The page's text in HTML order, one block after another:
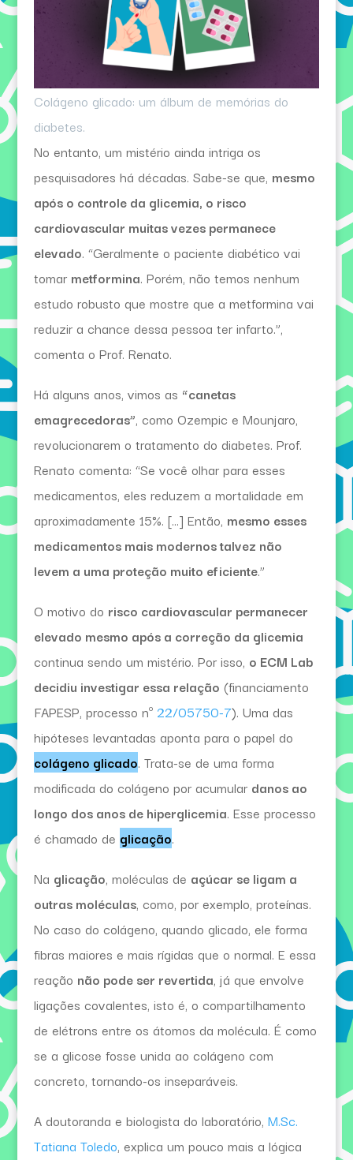
Colágeno glicado: um álbum de memórias do
diabetes.
No entanto, um mistério ainda intriga os
pesquisadores há décadas. Sabe-se que, mesmo
após o controle da glicemia, o risco
cardiovascular muitas vezes permanece
elevado. “Geralmente o paciente diabético vai
tomar metformina. Porém, não temos nenhum
estudo robusto que mostre que a metformina vai
reduzir a chance dessa pessoa ter infarto.”,
comenta o Prof. Renato.
Há alguns anos, vimos as “canetas
emagrecedoras”, como Ozempic e Mounjaro,
revolucionarem o tratamento do diabetes. Prof.
Renato comenta: “Se você olhar para esses
medicamentos, eles reduzem a mortalidade em
aproximadamente 15%. […] Então, mesmo esses
medicamentos mais modernos talvez não
levem a uma proteção muito eficiente.”
O motivo do risco cardiovascular permanecer
elevado mesmo após a correção da glicemia
continua sendo um mistério. Por isso, o ECM Lab
decidiu investigar essa relação (financiamento
FAPESP, processo nº 22/05750-7). Uma das
hipóteses levantadas aponta para o papel do
colágeno glicado. Trata-se de uma forma
modificada do colágeno por acumular danos ao
longo dos anos de hiperglicemia. Esse processo
é chamado de glicação.
Na glicação, moléculas de açúcar se ligam a
outras moléculas, como, por exemplo, proteínas.
No caso do colágeno, quando glicado, ele forma
fibras maiores e mais rígidas que o normal. E essa
reação não pode ser revertida, já que envolve
ligações covalentes, isto é, o compartilhamento
de elétrons entre os átomos da molécula. É como
se a glicose fosse unida ao colágeno com
concreto, tornando-os inseparáveis.
A doutoranda e biologista do laboratório, M.Sc.
Tatiana Toledo, explica um pouco mais a lógica